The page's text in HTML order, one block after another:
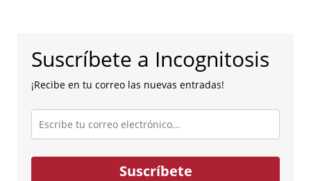
Suscríbete a Incognitosis
¡Recibe en tu correo las nuevas entradas!
Escribe
tu
correo
electrónico...
Suscríbete